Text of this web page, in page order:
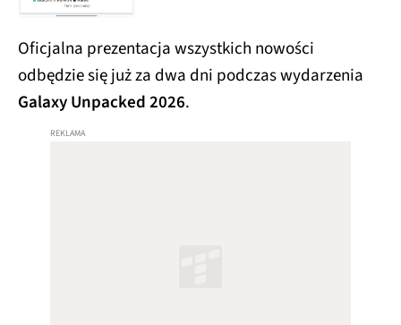
Oficjalna prezentacja wszystkich nowości
odbędzie się już za dwa dni podczas wydarzenia
Galaxy Unpacked 2026.